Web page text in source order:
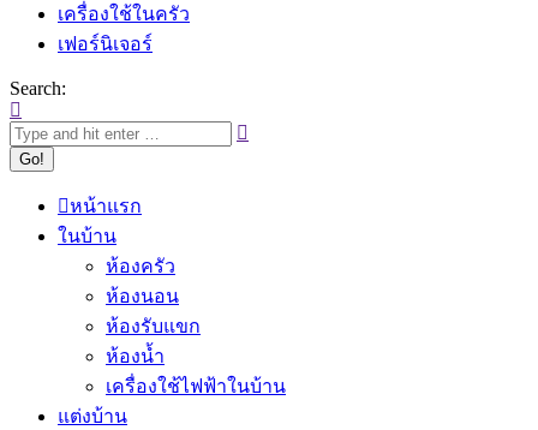
เครื่องใช้ในครัว
เฟอร์นิเจอร์
Search:
หน้าแรก
ในบ้าน
ห้องครัว
ห้องนอน
ห้องรับแขก
ห้องน้ำ
เครื่องใช้ไฟฟ้าในบ้าน
แต่งบ้าน